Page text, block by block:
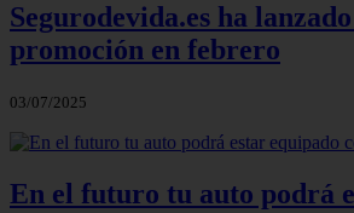
Segurodevida.es ha
promoción en febrero
03/07/2025
En el futuro tu auto podrá